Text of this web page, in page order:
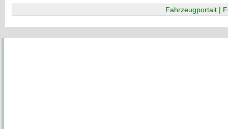
Fahrzeugportait |